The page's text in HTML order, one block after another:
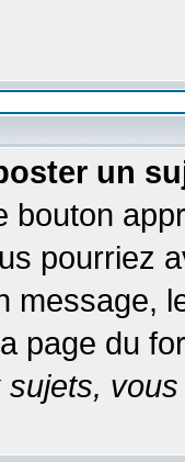
un
bouton
pourriez
message,
page du